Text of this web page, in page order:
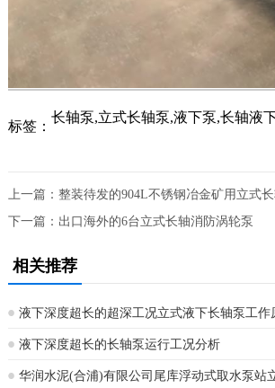
标签：
长轴泵,立式长轴泵,液下泵,长轴液
上一篇： 整装待发的904L不锈钢冶金矿用立式
下一篇： 出口海外的6台立式长轴消防涡轮泵
相关推荐
液下深度超长的长轴泵运行工况分析